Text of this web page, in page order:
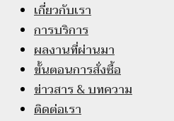
เกี่ยวกับเรา
การบริการ
ผลงานที่ผ่านมา
ขั้นตอนการสั่งซื้อ
ข่าวสาร & บทความ
ติดต่อเรา